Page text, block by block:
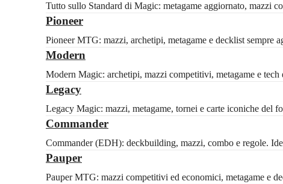
Tutto sullo Standard di Magic: metagame aggiornato, mazzi
Pioneer
Pioneer MTG: mazzi, archetipi, metagame e decklist sempre
Modern
Modern Magic: archetipi, mazzi competitivi, metagame e
Legacy
Legacy Magic: mazzi, metagame, tornei e carte iconiche del
Commander
Commander (EDH): deckbuilding, mazzi, combo e regole.
Pauper
Pauper MTG: mazzi competitivi ed economici, metagame e